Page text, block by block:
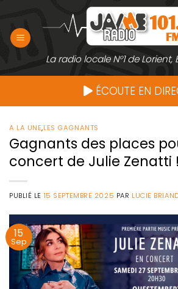
contenu
La radio locale N°1 de
ÉCOUTE EN
A LA UNE,LES GAGNANTS
Gagnants des places
concert de Julie Zenatti !
PUBLIÉ LE 15 SEPTEMBRE 2025 PAR LUCIE
15
Sep